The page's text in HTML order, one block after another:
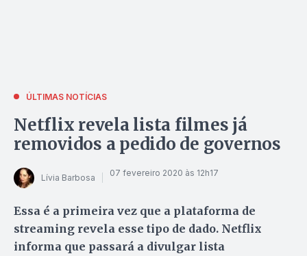
ÚLTIMAS NOTÍCIAS
Netflix revela lista filmes já
removidos a pedido de governos
Lívia Barbosa 07 fevereiro 2020 às 12h17
Essa é a primeira vez que a plataforma de
streaming revela esse tipo de dado. Netflix
informa que passará a divulgar lista